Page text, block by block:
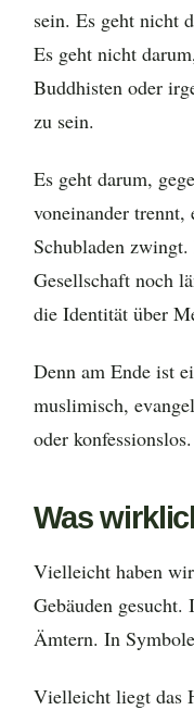
sein. Es geht nicht
Es geht nicht
Buddhisten oder
zu sein.
Es geht darum,
voneinander
Schubladen
Gesellschaft noch
die Identität über
Denn am Ende ist
muslimisch,
oder
Was
Vielleicht haben
Gebäuden
Ämtern. In
Vielleicht liegt das